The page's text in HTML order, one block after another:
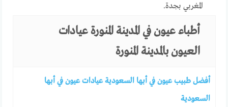
المغربي بجدة.
أطباء عيون في المدينة المنورة عيادات
العيون بالمدينة المنورة
أفضل طبيب عيون في أبها السعودية عيادات عيون في أبها
السعودية